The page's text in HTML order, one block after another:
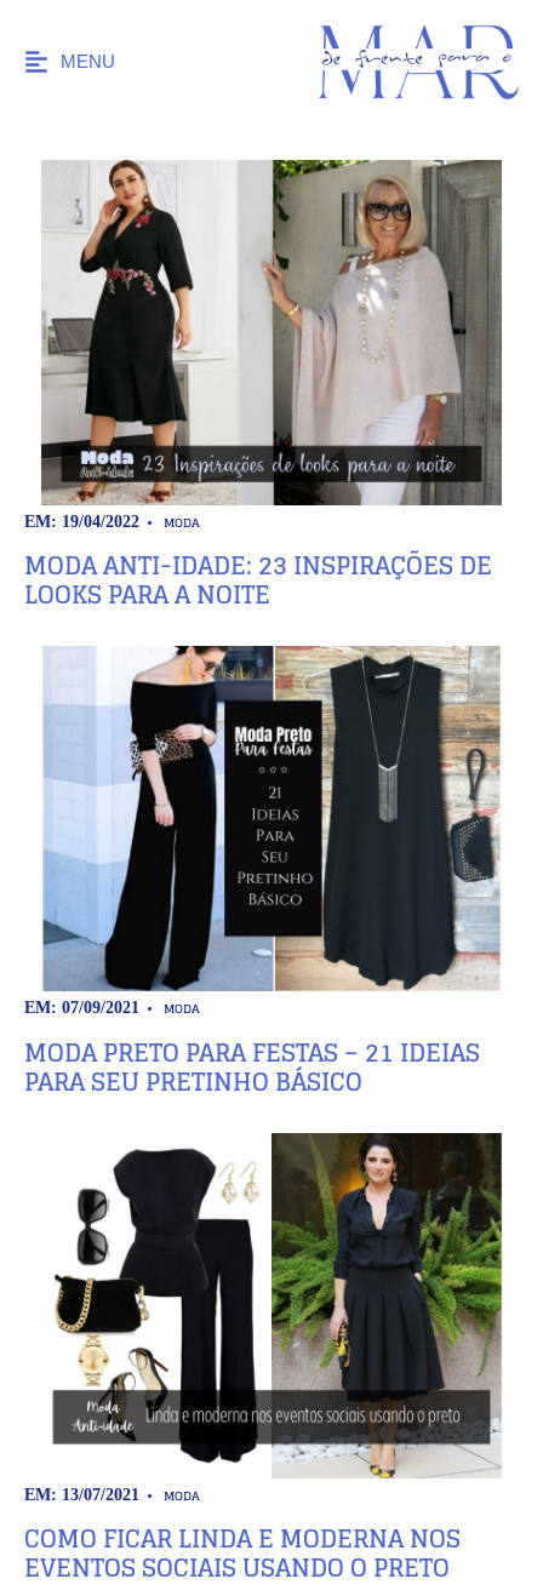
MENU
EM: 19/04/2022 MODA
MODA ANTI-IDADE: 23 INSPIRAÇÕES DE
LOOKS PARA A NOITE
EM: 07/09/2021 MODA
MODA PRETO PARA FESTAS – 21 IDEIAS
PARA SEU PRETINHO BÁSICO
EM: 13/07/2021 MODA
COMO FICAR LINDA E MODERNA NOS
EVENTOS SOCIAIS USANDO O PRETO